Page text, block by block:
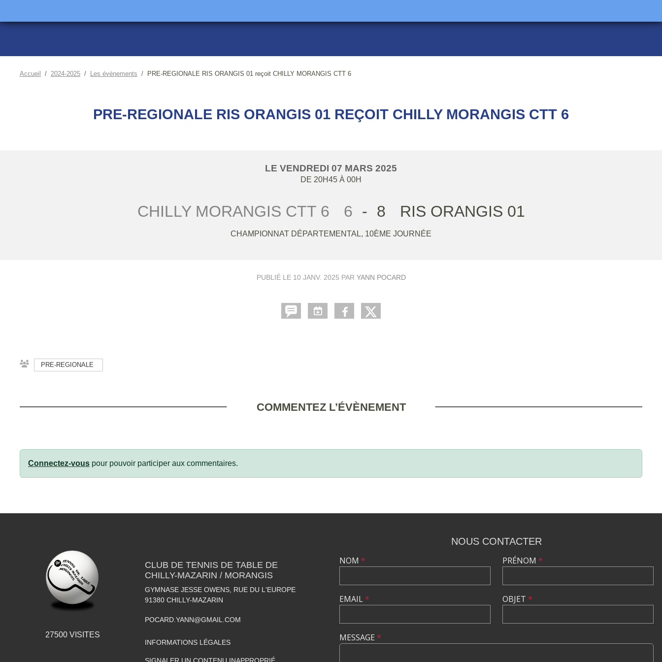
Accueil 2024-2025 Les évènements PRE-REGIONALE RIS ORANGIS 01 reçoit CHILLY MORANGIS CTT 6
PRE-REGIONALE RIS ORANGIS 01 REÇOIT CHILLY MORANGIS CTT 6
LE VENDREDI 07 MARS 2025
DE 20H45 À 00H
CHILLY MORANGIS CTT 6 6 - 8 RIS ORANGIS 01
CHAMPIONNAT DÉPARTEMENTAL, 10ÈME JOURNÉE
PUBLIÉ LE 10 JANV. 2025 PAR YANN POCARD
PRE-REGIONALE
COMMENTEZ L’ÉVÈNEMENT
Connectez-vous pour pouvoir participer aux commentaires.
27500VISITES
CLUB DE TENNIS DE TABLE DE
CHILLY-MAZARIN / MORANGIS
GYMNASE JESSE OWENS, RUE DU L'EUROPE
91380 CHILLY-MAZARIN
POCARD.YANN@GMAIL.COM
INFORMATIONS LÉGALES
NOUS CONTACTER
NOM *
EMAIL*
PRÉNOM *
OBJET *
MESSAGE *